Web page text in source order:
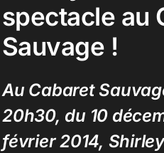
Contact
spectacle au
Sauvage !
Au Cabaret
20h30, du 10
février 2014,